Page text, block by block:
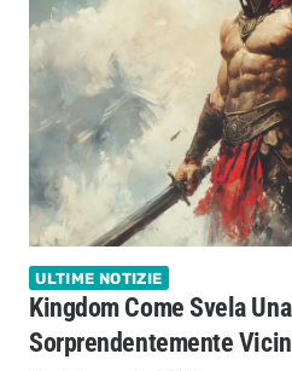
ULTIME NOTIZIE
Kingdom Come Svela
Sorprendentemente